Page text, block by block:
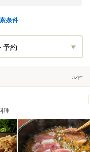
条件
予約
32件
理